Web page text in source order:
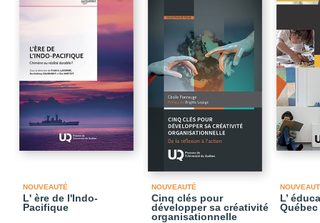
NOUVEAUTÉ
L' ère de l'Indo-
Pacifique
NOUVEAUTÉ
Cinq clés pour
développer sa créativité
organisationnelle
L’
Québec